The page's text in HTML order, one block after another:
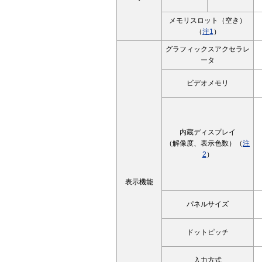
メモリスロット（空き）
（注1 ）
表示機能
グラフィックスアクセラレ
ータ
ビデオメモリ
内蔵ディスプレイ
（解像度、表示色数）（注
2 ）
パネルサイズ
ドットピッチ
入力方式